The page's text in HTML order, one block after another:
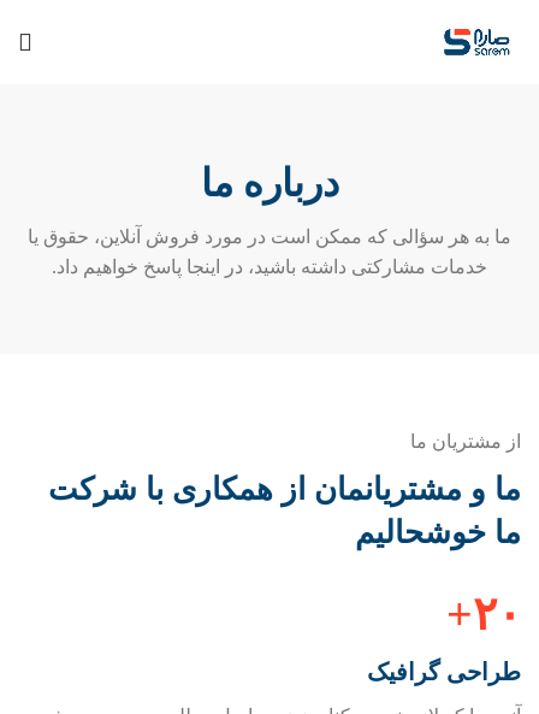
درباره ما
ما به هر سؤالی که ممکن است در مورد فروش آنلاین، حقوق یا
خدمات مشارکتی داشته باشید، در اینجا پاسخ خواهیم داد.
از مشتریان ما
ما و مشتریانمان از همکاری با شرکت
ما خوشحالیم
۲۰+
طراحی گرافیک